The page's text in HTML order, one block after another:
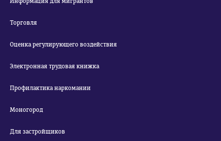
Торговля
Оценка регулирующего воздействия
Электронная трудовая книжка
Профилактика наркомании
Моногород
Для застройщиков